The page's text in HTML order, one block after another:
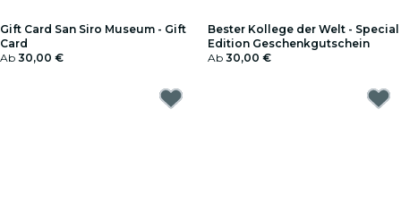
Gift Card San Siro Museum - Gift
Card
Ab 30,00 €
Bester Kollege der Welt - Special
Edition Geschenkgutschein
Ab 30,00 €